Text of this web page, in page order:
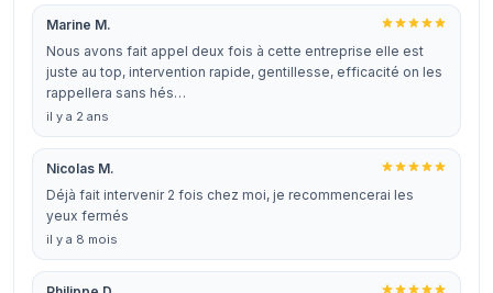
Marine M.
Nous avons fait appel deux fois à cette entreprise elle est
juste au top, intervention rapide, gentillesse, efficacité on les
rappellera sans hés…
il y a 2 ans
Nicolas M.
Déjà fait intervenir 2 fois chez moi, je recommencerai les
yeux fermés
il y a 8 mois